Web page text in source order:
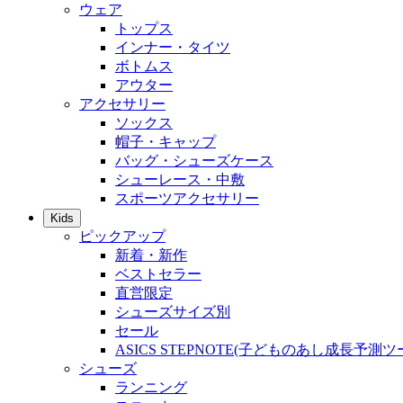
ウェア
トップス
インナー・タイツ
ボトムス
アウター
アクセサリー
ソックス
帽子・キャップ
バッグ・シューズケース
シューレース・中敷
スポーツアクセサリー
Kids
ピックアップ
新着・新作
ベストセラー
直営限定
シューズサイズ別
セール
ASICS STEPNOTE(子どものあし成長予測ツ
シューズ
ランニング